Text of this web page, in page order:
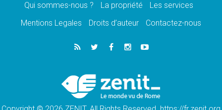
07.08.2026
lancement des «dix jours de prière pour la
06.08.2026
Préparatifs des JMJ 2027 à Séoul: «c'est
Chrétiens et confucéens: respect et sagesse
pour relever les «défis urgents»
Qui sommes-nous ? La propriété
Les services
Mentions Legales
Droits d’auteur Contactez-nous